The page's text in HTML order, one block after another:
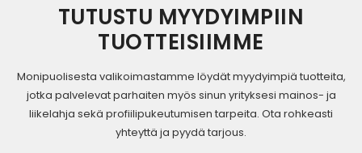
TUTUSTU MYYDYIMPIIN
TUOTTEISIIMME
Monipuolisesta valikoimastamme löydät myydyimpiä tuotteita,
jotka palvelevat parhaiten myös sinun yrityksesi mainos- ja
liikelahja sekä profiilipukeutumisen tarpeita. Ota rohkeasti
yhteyttä ja pyydä tarjous.